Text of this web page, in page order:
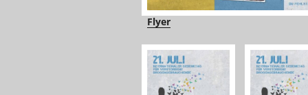
Flyer